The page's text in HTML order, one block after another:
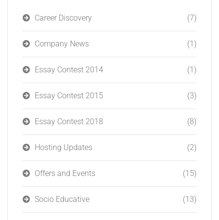
Career Discovery (7)
Company News (1)
Essay Contest 2014 (1)
Essay Contest 2015 (3)
Essay Contest 2018 (8)
Hosting Updates (2)
Offers and Events (15)
Socio Educative (13)